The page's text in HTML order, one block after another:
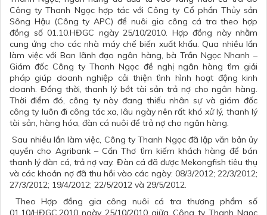
Công ty Thanh Ngọc hợp tác với Công ty Cổ phần Thủy sản
Sông Hậu (Công ty APC) để nuôi gia công cá tra theo hợp
đồng số 01.10.HĐGC ngày 25/10/2010. Hợp đồng này nhằm
cung ứng cho các nhà máy chế biến xuất khẩu. Qua nhiều lần
làm việc với Ban lãnh đạo ngân hàng, bà Trần Ngọc Nhanh –
Giám đốc Công ty Thanh Ngọc đề nghị ngân hàng tìm giải
pháp giúp doanh nghiệp cải thiện tình hình hoạt động kinh
doanh. Đồng thời, thanh lý bớt tài sản trả nợ cho ngân hàng.
Thời điểm đó, công ty này đang thiếu nhân sự và giám đốc
công ty luôn đi công tác xa, lâu ngày nên rất khó xử lý, thanh lý
tài sản, hàng hóa, đàn cá nuôi để trả nợ cho ngân hàng.
Sau nhiều lần làm việc, Công ty Thanh Ngọc đã lập văn bản ủy
quyền cho Agribank – Cần Thơ tìm kiếm khách hàng để bán
thanh lý đàn cá, trả nợ vay. Đàn cá đã được Mekongfish tiêu thụ
và các khoản nợ đã thu hồi vào các ngày: 08/3/2012; 22/3/2012;
27/3/2012; 19/4/2012; 22/5/2012 và 29/5/2012.
Theo Hợp đồng gia công nuôi cá tra thương phẩm số
01.10/HĐGC.2010 ngày 25/10/2010 giữa Công ty Thanh Ngọc